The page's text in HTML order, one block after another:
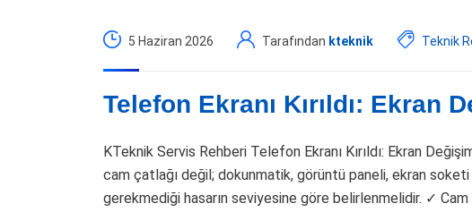
5 Haziran 2026 Tarafından kteknik Teknik
Telefon Ekranı Kırıldı: Ekran
KTeknik Servis Rehberi Telefon Ekranı Kırıldı: Ekran
cam çatlağı değil; dokunmatik, görüntü paneli, ekran
gerekmediği hasarın seviyesine göre belirlenmelidir. ✓